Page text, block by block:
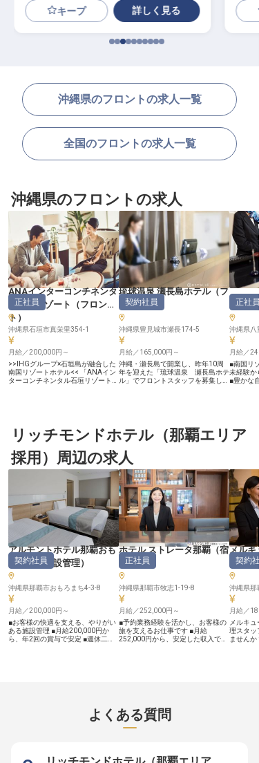
キープ 詳しく見る
沖縄県のフロントの求人一覧
全国のフロントの求人一覧
沖縄県のフロントの求人
ANAインターコンチネンタ
ル石垣リゾート
（フロン
ト ）
正社員
沖縄県石垣市真栄里354-1
月給／200,000円～
>>IHGグループ×石垣島が融合した
南国リゾートホテル<< 「ANAイン
ターコンチネンタル石垣リゾート」
し、リゾート感あふれる客室バルコ
ニーからはエメラルドグリーンに輝
ちと一緒に、特別な石垣島体験をお
届けしませんか？ ー♦快適な島Life
が叶うIHGグループの好待遇♦ー ・
年間休日120日 ・1食300円の社員
・単身寮（応相談 ※空きがあれ
ば） ・頑張りをインセンティブで
しっかり評価 ・充実した研修制度
――――――――――――――――――――
>>楽園で働くという選択肢<< 石垣
島の伝統とモダンが融合した当ホテ
ルで、フロントオフィススタッフを
募集中です。受付対応～館内案内な
どに携わり、お客様のサポートをお
任せします。 初めての環境に不安
がある方も大丈夫。一緒に働く仲間
は互いを認め合い、助け合う気持ち
を大切にしています。石垣島の美し
い自然に囲まれた生活が、あなたを
待っていますよ。
琉球温泉 瀬長島ホテル（フ
ロント）
契約社員
沖縄県豊見城市瀬長174-5
月給／165,000円～
沖縄・瀬長島で開業し、昨年10周
年を迎えた「琉球温泉 瀬長島ホテ
ル」でフロントスタッフを募集して
ジ精神のある方を求めています。沖
縄人気の観光地・瀬長島にある当ホ
てなし、寛ぎと癒しの空間を提供し
ていきましょう。※2023年6月22日
時点の情報です。
はいむ
正社員
月給／
■南国リ
未経験か
■豊かな
か？チ
ちろん
です。初
プアップ
「また来
ていきま
で、あな
ます。 ーー【チームで成長！スキ
ルアップ
からでも
境をご用
ルシステ
し、徐々
しょう
ション
キルを活
意。シフ
との両立
を大切
長できる
らでは
たの接客
※2025年
リッチモンドホテル（那覇エリア
採用）周辺の求人
アルモントホテル那覇おも
ろまち（施設管理）
契約社員
沖縄県那覇市おもろまち4-3-8
月給／200,000円～
■お客様の快適を支える、やりがい
ある施設管理 ■月給200,000円か
ら、年2回の賞与で安定 ■週休二日
管理の役割は、まさにそのおもてな
しの土台を築くこと。 館内の設備
す。 あなたの技術が、お客様の笑
ホテル ストレータ那覇 （宿
泊予約）
正社員
沖縄県那覇市牧志1-19-8
月給／252,000円～
■予約業務経験を活かし、お客様の
旅を支えるお仕事です ■月給
252,000円から、安定した収入で安
ていただきます。 お電話やメール
での丁寧なコミュニケーションを心
がけ、お客様一人ひとりのご要望に
な気配りが、お客様にとって忘れら
メルキ
覇（総
契約社
沖縄県那
月給／
メルキ
理スタッ
ません
よくある質問